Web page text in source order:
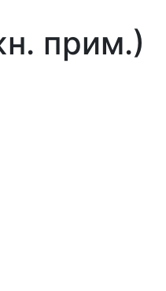
прим.)